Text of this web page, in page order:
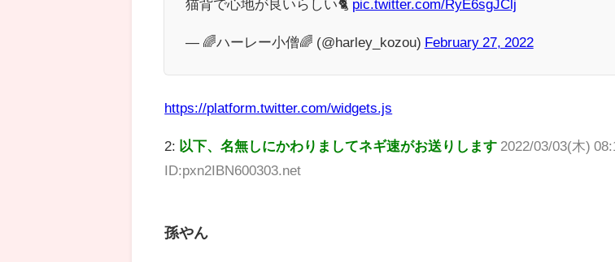
猫背で心地が良いらしい🐈 pic.twitter.com/RyE6sgJClj
— 🌈ハーレー小僧🌈 (@harley_kozou) February 27, 2022
https://platform.twitter.com/widgets.js
2: 以下、名無しにかわりましてネギ速がお送りします 2022/03/03(木)
ID:pxn2IBN600303.net
孫やん